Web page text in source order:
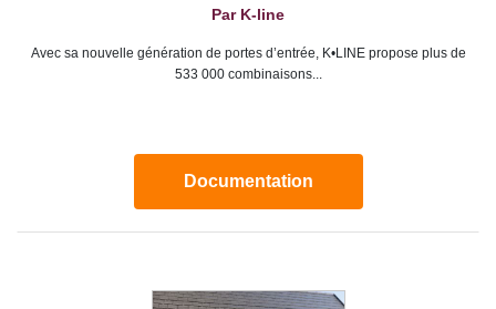
Par K-line
Avec sa nouvelle génération de portes d’entrée, K•LINE propose plus de
533 000 combinaisons...
Documentation